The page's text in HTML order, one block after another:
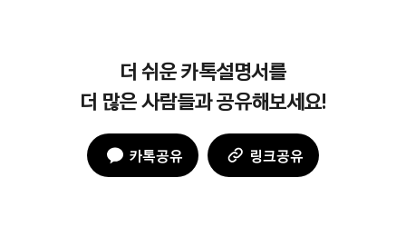
더 쉬운 카톡설명서를
더 많은 사람들과 공유해보세요!
카톡공유 링크공유